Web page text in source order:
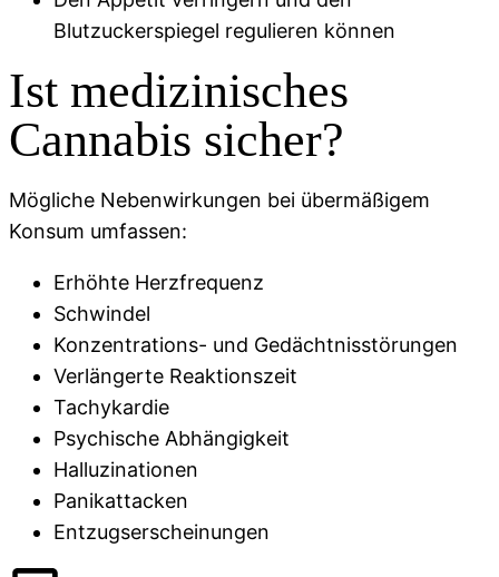
Blutzuckerspiegel regulieren können
Ist medizinisches
Cannabis sicher?
Mögliche Nebenwirkungen bei übermäßigem
Konsum umfassen:
Erhöhte Herzfrequenz
Schwindel
Konzentrations- und Gedächtnisstörungen
Verlängerte Reaktionszeit
Tachykardie
Psychische Abhängigkeit
Halluzinationen
Panikattacken
Entzugserscheinungen